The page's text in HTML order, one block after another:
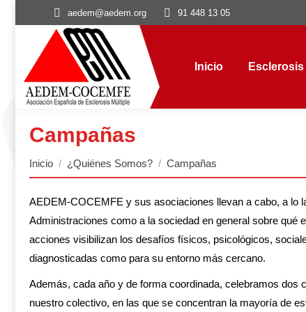
aedem@aedem.org 91 448 13 05
Inicio
Campañas
Estás aquí:
Inicio ¿Quiénes Somos? Campañas
AEDEM-COCEMFE y sus asociaciones llevan a cabo, a lo
Administraciones como a la sociedad en general sobre
acciones visibilizan los desafíos físicos, psicológicos,
diagnosticadas como para su entorno más cercano.
Además, cada año y de forma coordinada, celebramos
nuestro colectivo, en las que se concentran la mayoría de